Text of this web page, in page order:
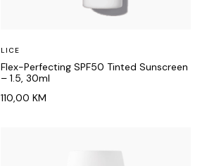
LICE
Flex-Perfecting SPF50 Tinted Sunscreen
– 1.5, 30ml
110,00 KM